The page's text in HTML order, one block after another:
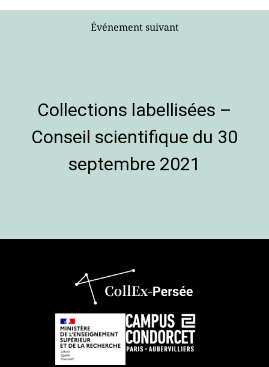
Événement suivant
Collections labellisées –
Conseil scientifique du 30
septembre 2021